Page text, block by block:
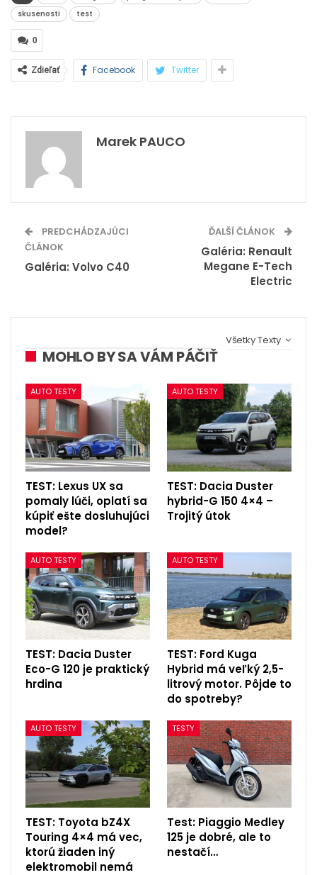
skusenosti
test
0
Zdieľať Facebook Twitter
Marek PAUCO
PREDCHÁDZAJÚCI
ČLÁNOK
Galéria: Volvo C40
ĎALŠÍ ČLÁNOK
Galéria: Renault
Megane E-Tech
Electric
Všetky Texty
MOHLO BY SA VÁM PÁČIŤ
AUTO TESTY
TEST: Lexus UX sa
pomaly lúči, oplatí sa
kúpiť ešte dosluhujúci
model?
AUTO TESTY
TEST: Dacia Duster
hybrid-G 150 4×4 –
Trojitý útok
AUTO TESTY
TEST: Dacia Duster
Eco-G 120 je praktický
hrdina
AUTO TESTY
TEST: Ford Kuga
Hybrid má veľký 2,5-
litrový motor. Pôjde to
do spotreby?
AUTO TESTY
TEST: Toyota bZ4X
Touring 4×4 má vec,
ktorú žiaden iný
elektromobil nemá
TESTY
Test: Piaggio Medley
125 je dobré, ale to
nestačí…